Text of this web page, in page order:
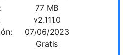
77 MB
v2.111.0
07/06/2023
Gratis